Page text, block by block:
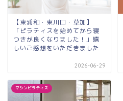
【東浦和・東川口・草加】
「ピラティスを始めてから寝
つきが良くなりました！」嬉
しいご感想をいただきました
2026-06-29
マシンピラティス